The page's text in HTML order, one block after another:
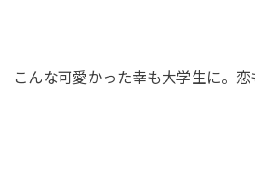
こんな可愛かった幸も大学生に。